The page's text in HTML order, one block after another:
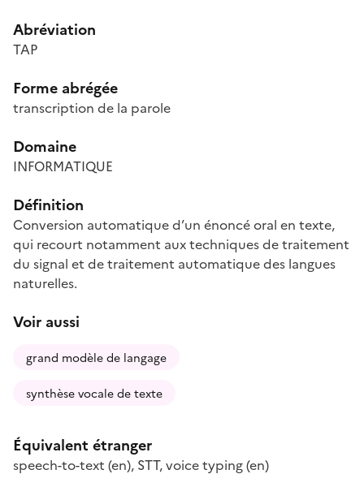
Abréviation
TAP
Forme abrégée
transcription de la parole
Domaine
INFORMATIQUE
Définition
Conversion automatique d’un énoncé oral en texte,
qui recourt notamment aux techniques de traitement
du signal et de traitement automatique des langues
naturelles.
Voir aussi
grand modèle de langage
synthèse vocale de texte
Équivalent étranger
speech-to-text (en), STT,voice typing(en)